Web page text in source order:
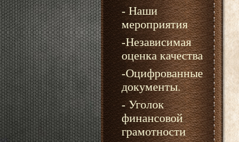
- Наши
мероприятия
-Независимая
оценка качества
-Оцифрованные
документы.
- Уголок
финансовой
грамотности